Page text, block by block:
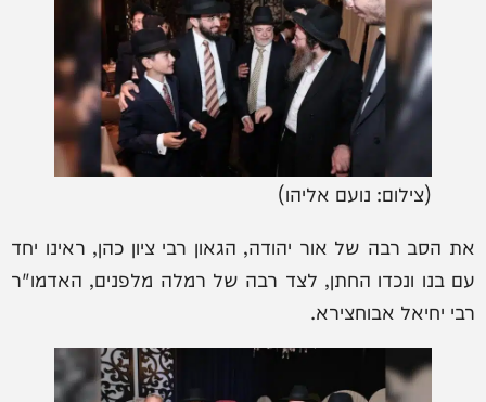
(צילום: נועם אליהו)
את הסב רבה של אור יהודה, הגאון רבי ציון כהן, ראינו יחד
עם בנו ונכדו החתן, לצד רבה של רמלה מלפנים, האדמו"ר
רבי יחיאל אבוחצירא.